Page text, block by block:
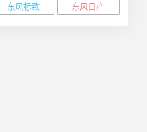
东风标致 东风日产